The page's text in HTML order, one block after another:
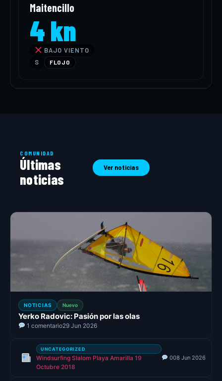
Maitencillo
4 kn
BAJO VIENTO
S
FLOJO
COMUNIDAD
Últimas
noticias
Ver noticias
NOTICIAS Nuevo
Yerko Radovic: Pasión por las olas
1 comentario29 Jun 2026
UNCATEGORIZED
Windsurfing Slalom Playa Amarilla 19
Octubre 2018
008 Jun 2026